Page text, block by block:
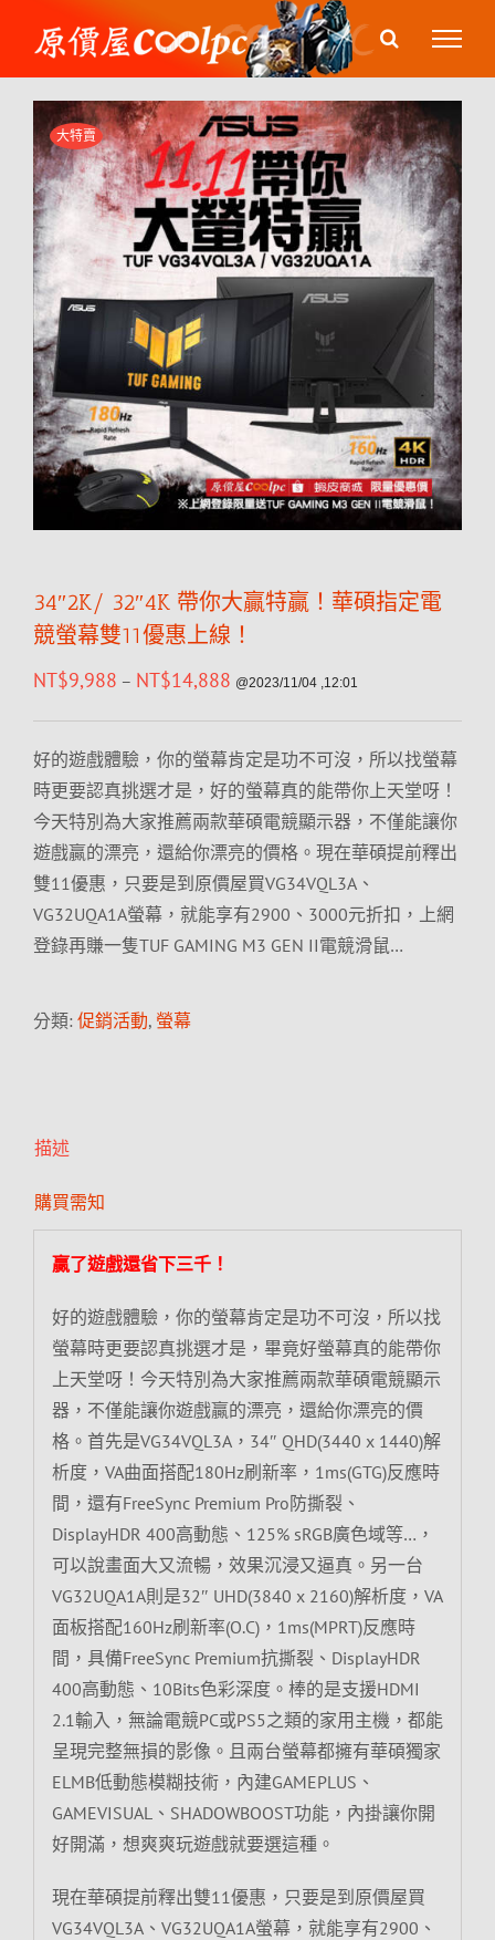
content
大特賣
34″2K/ 32″4K 帶你大贏特贏！華碩指定電
競螢幕雙11優惠上線！
NT$9,988 – NT$14,888 @2023/11/04 ,12:01
好的遊戲體驗，你的螢幕肯定是功不可沒，所以找螢幕
時更要認真挑選才是，好的螢幕真的能帶你上天堂呀！
今天特別為大家推薦兩款華碩電競顯示器，不僅能讓你
遊戲贏的漂亮，還給你漂亮的價格。現在華碩提前釋出
雙11優惠，只要是到原價屋買VG34VQL3A、
VG32UQA1A螢幕，就能享有2900、3000元折扣，上網
登錄再賺一隻TUF GAMING M3 GEN II電競滑鼠…
分類: 促銷活動, 螢幕
描述
購買需知
贏了遊戲還省下三千！
好的遊戲體驗，你的螢幕肯定是功不可沒，所以找
螢幕時更要認真挑選才是，畢竟好螢幕真的能帶你
上天堂呀！今天特別為大家推薦兩款華碩電競顯示
器，不僅能讓你遊戲贏的漂亮，還給你漂亮的價
格。首先是VG34VQL3A，34″ QHD(3440 x 1440)解
析度，VA曲面搭配180Hz刷新率，1ms(GTG)反應時
間，還有FreeSync Premium Pro防撕裂、
DisplayHDR 400高動態、125% sRGB廣色域等…，
可以說畫面大又流暢，效果沉浸又逼真。另一台
VG32UQA1A則是32″ UHD(3840 x 2160)解析度，VA
面板搭配160Hz刷新率(O.C)，1ms(MPRT)反應時
間，具備FreeSync Premium抗撕裂、DisplayHDR
400高動態、10Bits色彩深度。棒的是支援HDMI
2.1輸入，無論電競PC或PS5之類的家用主機，都能
呈現完整無損的影像。且兩台螢幕都擁有華碩獨家
ELMB低動態模糊技術，內建GAMEPLUS、
GAMEVISUAL、SHADOWBOOST功能，內掛讓你開
好開滿，想爽爽玩遊戲就要選這種。
現在華碩提前釋出雙11優惠，只要是到原價屋買
VG34VQL3A、VG32UQA1A螢幕，就能享有2900、